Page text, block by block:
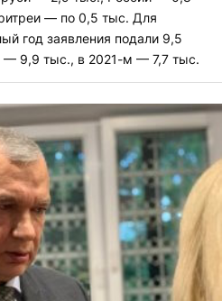
— по 0,5 тыс. Для
год заявления подали 9,5
— 9,9 тыс., в 2021-м — 7,7 тыс.